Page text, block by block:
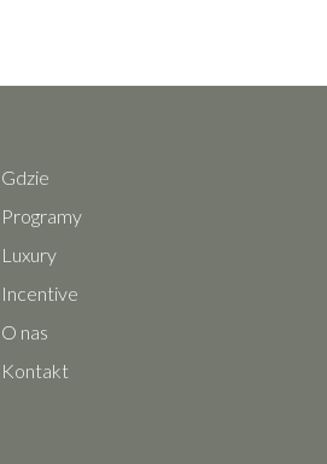
Gdzie
Programy
Luxury
Incentive
O nas
Kontakt